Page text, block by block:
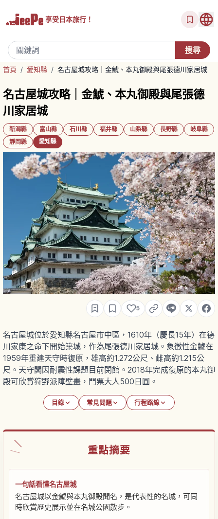
享受日本旅行！
首頁 / 愛知縣 / 名古屋城攻略｜金鯱、本丸御殿與尾張德川家居城
名古屋城攻略｜金鯱、本丸御殿與尾張德
川家居城
新潟縣 富山縣 石川縣 福井縣 山梨縣 長野縣
岐阜縣
靜岡縣
愛知縣
5
名古屋城位於愛知縣名古屋市中區，1610年（慶長15年）在德
川家康之命下開始築城，作為尾張德川家居城。象徵性金鯱在
1959年重建天守時復原，雄高約1.272公尺、雌高約1.215公
尺。天守閣因耐震性課題目前閉館。2018年完成復原的本丸御
殿可欣賞狩野派障壁畫，門票大人500日圓。
目錄 常見問題 行程路線
重點摘要
一句話看懂名古屋城
名古屋城以金鯱與本丸御殿聞名，是代表性的名城，可同
時欣賞歷史展示並在名城公園散步。